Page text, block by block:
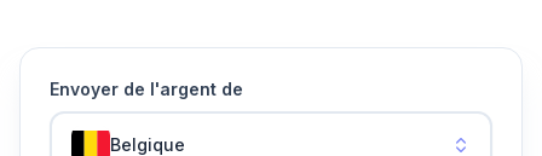
Envoyer de l'argent de
Belgique